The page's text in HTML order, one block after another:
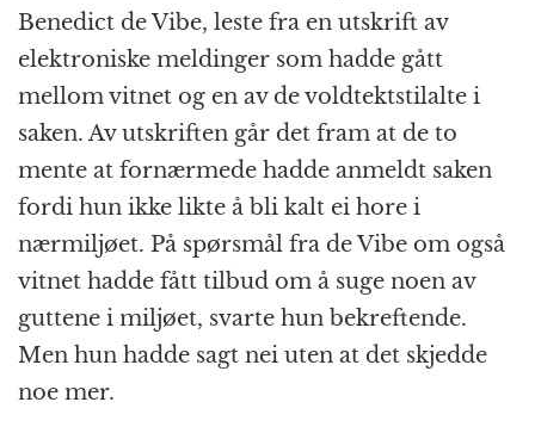
Benedict de Vibe, leste fra en utskrift av
elektroniske meldinger som hadde gått
mellom vitnet og en av de voldtektstilalte i
saken. Av utskriften går det fram at de to
mente at fornærmede hadde anmeldt saken
fordi hun ikke likte å bli kalt ei hore i
nærmiljøet. På spørsmål fra de Vibe om også
vitnet hadde fått tilbud om å suge noen av
guttene i miljøet, svarte hun bekreftende.
Men hun hadde sagt nei uten at det skjedde
noe mer.